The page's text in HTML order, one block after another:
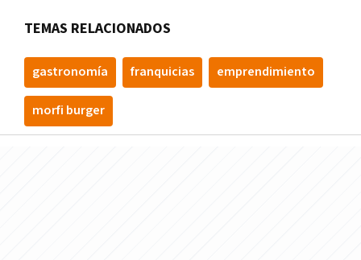
TEMAS RELACIONADOS
gastronomía franquicias emprendimiento
morfi burger